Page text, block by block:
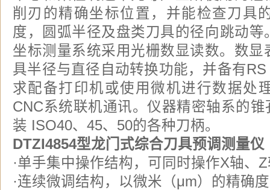
削刃的精确坐标位置，并能检查刀具
度，圆弧半径及盘类刀具的径向跳动
坐标测量系统采用光栅数显读数。数
具半径与直径自动转换功能，并备有
求配备打印机或使用微机进行数据处
CNC系统联机通讯。仪器精密轴系的
装 ISO40、45、50的各种刀柄。
DTZI4854型龙门式综合刀具预调测量
·单手集中操作结构，可同时操作X轴、
·连续微调结构，以微米（μm）的精确